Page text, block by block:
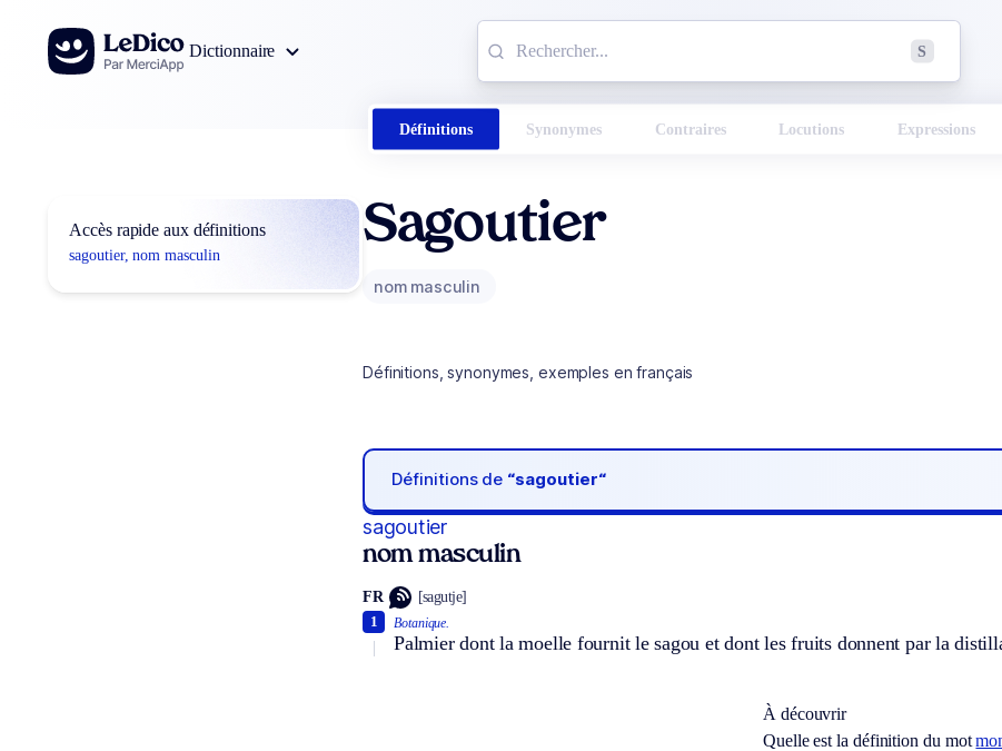
Aller au contenu
Dictionnaire
S
Définitions Synonymes Contraires Locutions Expressions
Accès rapide aux définitions
sagoutier, nom masculin
Sagoutier
nom masculin
Définitions, synonymes, exemples en français
Définitions de “sagoutier“
sagoutier
nom masculin
FR [sagutje]
Botanique.
Palmier dont la moelle fournit le sagou et dont les fruits donnent par la
1
À découvrir
Quelle est la définition du mot